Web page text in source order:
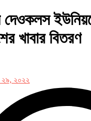
দেওকলস
খাবার বিতরণ
২০২২